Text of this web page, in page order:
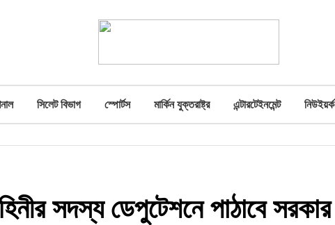
সিলেট বিভাগ স্পোর্টস মার্কিন যুক্তরাষ্ট্র এন্টারটেইনমেন্ট নিউইয়র্ক
সদস্য ডেপুটেশনে পাঠাবে সরকার